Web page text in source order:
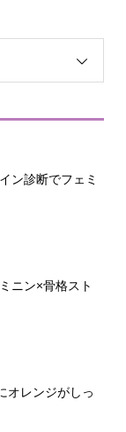
ン診断でフェミ
ニン×骨格スト
オレンジがしっ